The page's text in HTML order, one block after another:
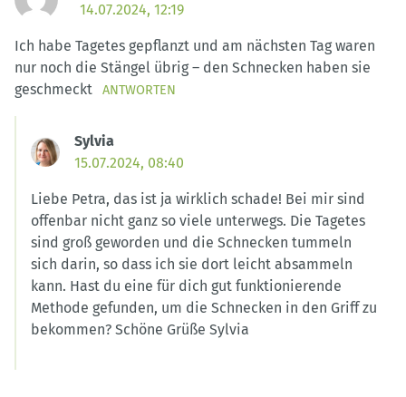
14.07.2024, 12:19
Ich habe Tagetes gepflanzt und am nächsten Tag waren
nur noch die Stängel übrig – den Schnecken haben sie
geschmeckt
ANTWORTEN
Sylvia
15.07.2024, 08:40
Liebe Petra, das ist ja wirklich schade! Bei mir sind
offenbar nicht ganz so viele unterwegs. Die Tagetes
sind groß geworden und die Schnecken tummeln
sich darin, so dass ich sie dort leicht absammeln
kann. Hast du eine für dich gut funktionierende
Methode gefunden, um die Schnecken in den Griff zu
bekommen? Schöne Grüße Sylvia